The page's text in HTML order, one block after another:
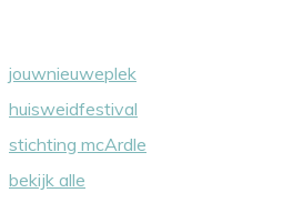
jouwnieuweplek
huisweidfestival
stichting mcArdle
bekijk alle